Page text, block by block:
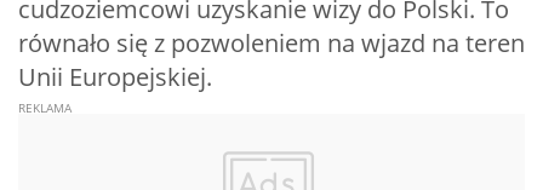
cudzoziemcowi uzyskanie wizy do Polski. To
równało się z pozwoleniem na wjazd na teren
Unii Europejskiej.